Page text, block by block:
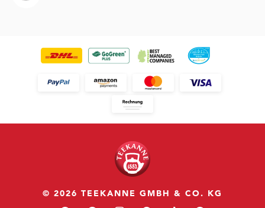
© 2026 TEEKANNE GMBH & CO. KG